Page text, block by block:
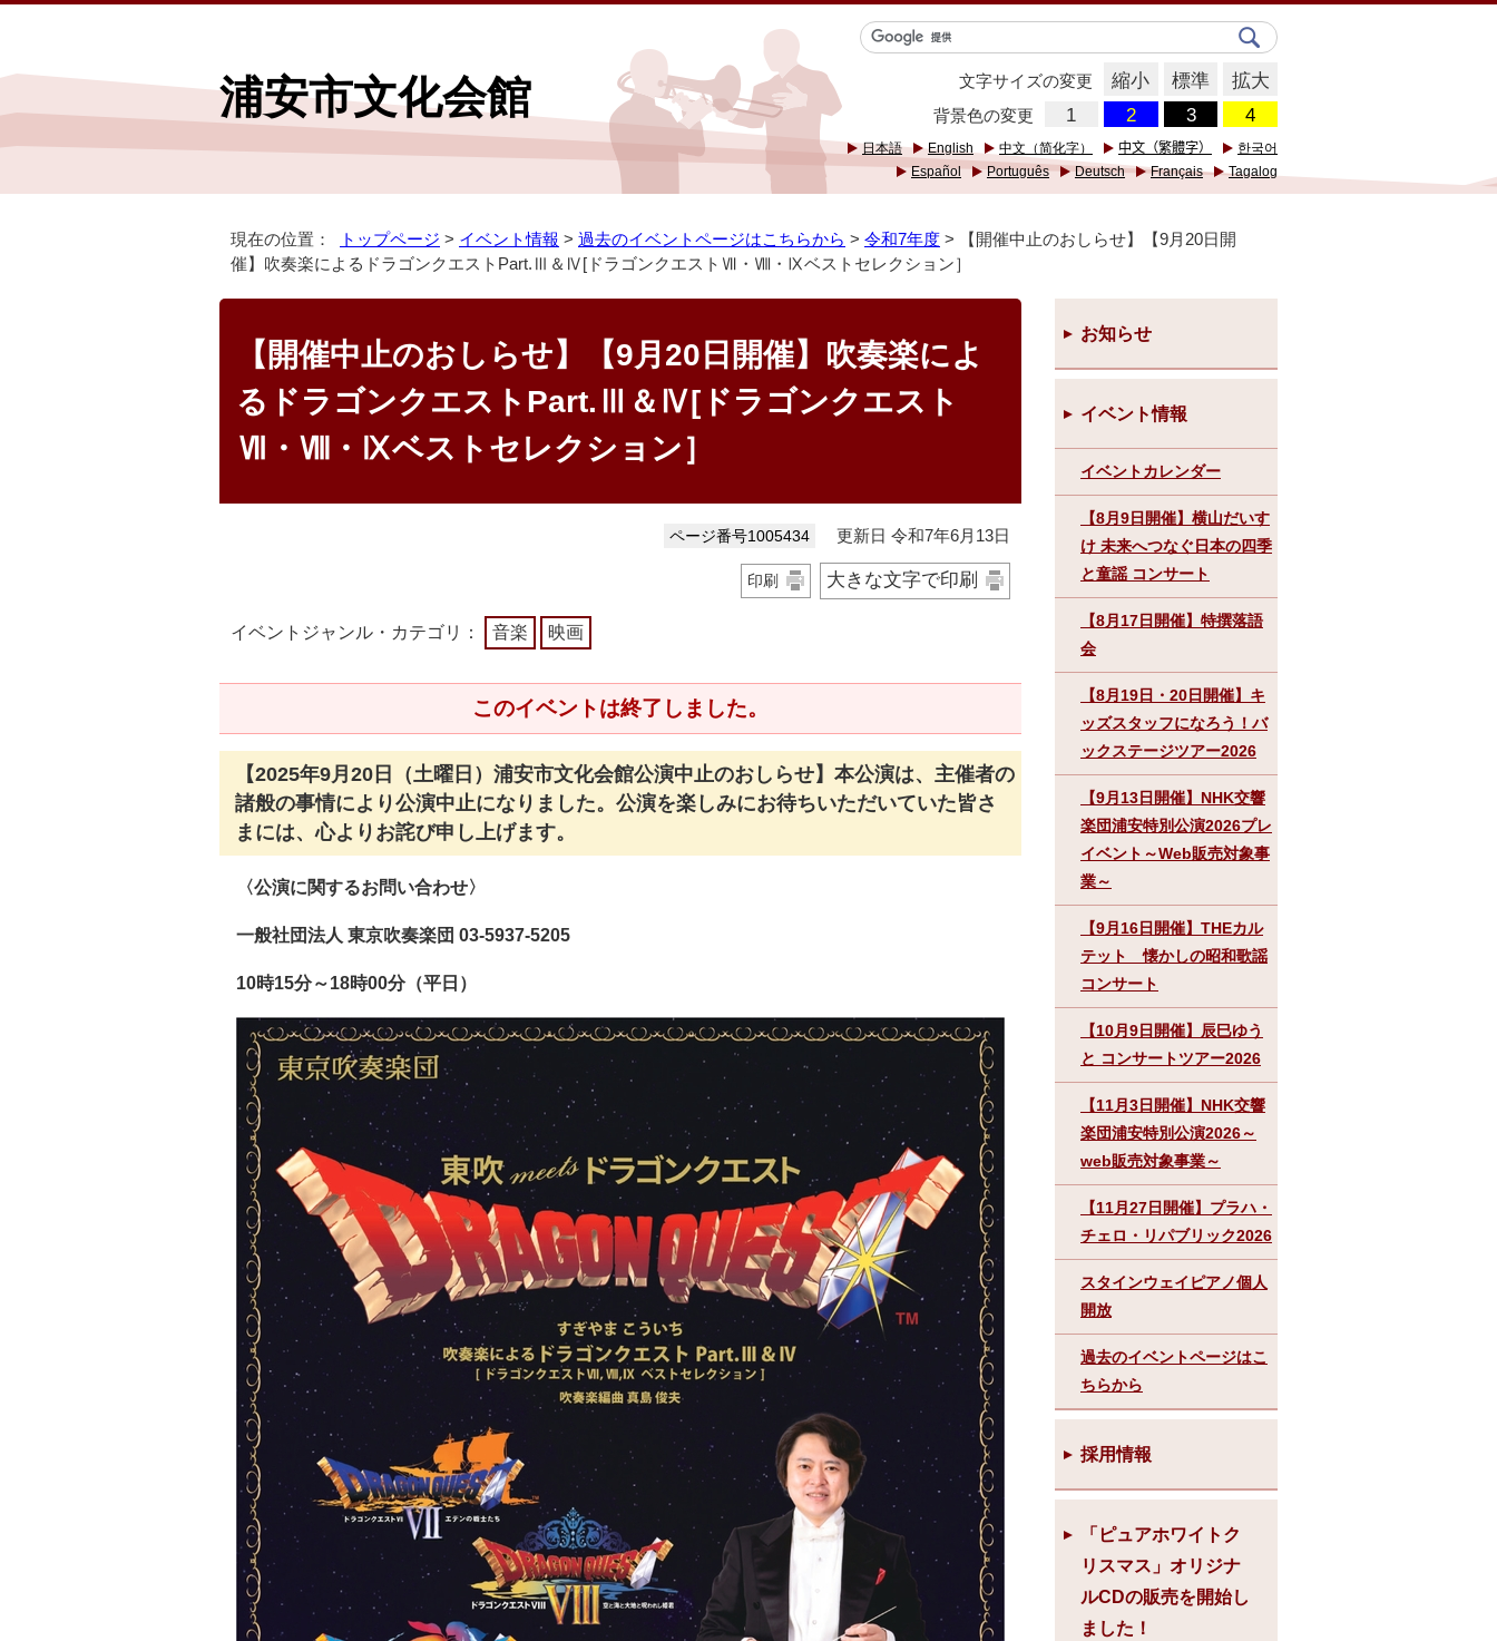
浦安市文化会館 文字サイズの変更 縮小 標準 拡大
背景色の変更
日本語 English 中文（简化字） 中文（繁體字）
한국어
Español
Português Deutsch Français Tagalog
現在の位置： トップページ > イベント情報 > 過去のイベントページはこちらから > 令和7年度 > 【開催中止のおしらせ】【9月20日開
催】吹奏楽によるドラゴンクエストPart.Ⅲ＆Ⅳ[ドラゴンクエストⅦ・Ⅷ・Ⅸベストセレクション］
【開催中止のおしらせ】【9月20日開催】吹奏楽によ
るドラゴンクエストPart.Ⅲ＆Ⅳ[ドラゴンクエスト
Ⅶ・Ⅷ・Ⅸベストセレクション］
ページ番号1005434 更新日 令和7年6月13日
印刷 大きな文字で印刷
イベントジャンル・カテゴリ： 音楽 映画
このイベントは終了しました。
【2025年9月20日（土曜日）浦安市文化会館公演中止のおしらせ】本公演は、主催者の
諸般の事情により公演中止になりました。公演を楽しみにお待ちいただいていた皆さ
まには、心よりお詫び申し上げます。
〈公演に関するお問い合わせ〉
一般社団法人 東京吹奏楽団 03-5937-5205
10時15分～18時00分（平日）
お知らせ
イベント情報
イベントカレンダー
【8月9日開催】横山だいす
け 未来へつなぐ日本の四季
と童謡 コンサート
【8月17日開催】特撰落語
会
【8月19日・20日開催】キ
ッズスタッフになろう！バ
ックステージツアー2026
【9月13日開催】NHK交響
楽団浦安特別公演2026プレ
イベント～Web販売対象事
業～
【9月16日開催】THEカル
テット 懐かしの昭和歌謡
コンサート
【10月9日開催】辰巳ゆう
と コンサートツアー2026
【11月3日開催】NHK交響
楽団浦安特別公演2026～
web販売対象事業～
【11月27日開催】プラハ・
チェロ・リパブリック2026
スタインウェイピアノ個人
開放
過去のイベントページはこ
ちらから
採用情報
「ピュアホワイトク
リスマス」オリジナ
ルCDの販売を開始し
ました！